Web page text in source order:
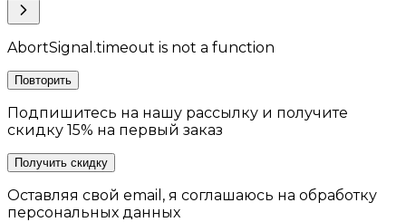
AbortSignal.timeout is not a function
Повторить
Подпишитесь на нашу рассылку и получите
скидку 15% на первый заказ
Получить скидку
Оставляя свой email, я соглашаюсь на обработку
персональных данных